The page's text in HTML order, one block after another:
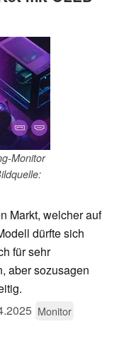
Monitor
Markt, welcher auf
dürfte sich
für sehr
aber sozusagen
Monitor